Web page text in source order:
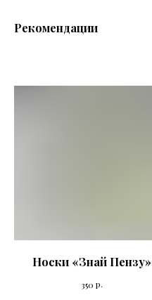
Рекомендации
Носки «Знай Пензу»
350 р.